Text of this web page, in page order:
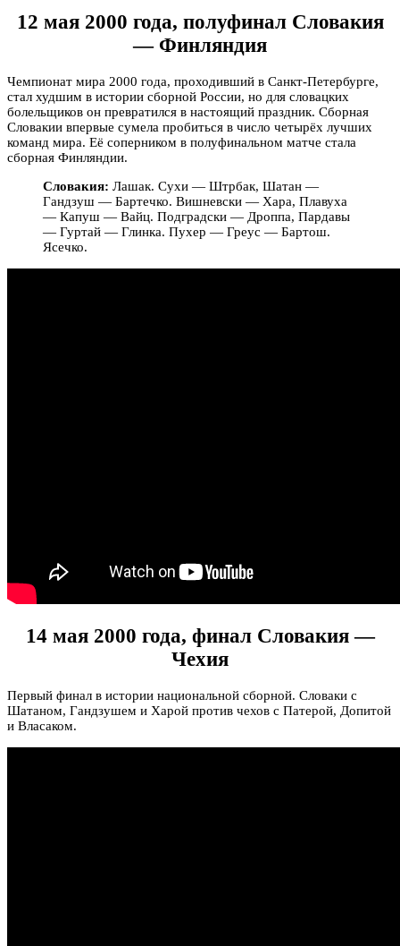
12 мая 2000 года, полуфинал Словакия
— Финляндия
Чемпионат мира 2000 года, проходивший в Санкт-Петербурге,
стал худшим в истории сборной России, но для словацких
болельщиков он превратился в настоящий праздник. Сборная
Словакии впервые сумела пробиться в число четырёх лучших
команд мира. Её соперником в полуфинальном матче стала
сборная Финляндии.
Словакия: Лашак. Сухи — Штрбак, Шатан —
Гандзуш — Бартечко. Вишневски — Хара, Плавуха
— Капуш — Вайц. Подградски — Дроппа, Пардавы
— Гуртай — Глинка. Пухер — Греус — Бартош.
Ясечко.
14 мая 2000 года, финал Словакия —
Чехия
Первый финал в истории национальной сборной. Словаки с
Шатаном, Гандзушем и Харой против чехов с Патерой, Допитой
и Власаком.